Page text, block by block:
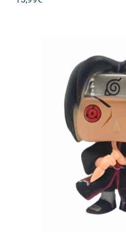
Φιγούρα Naruto